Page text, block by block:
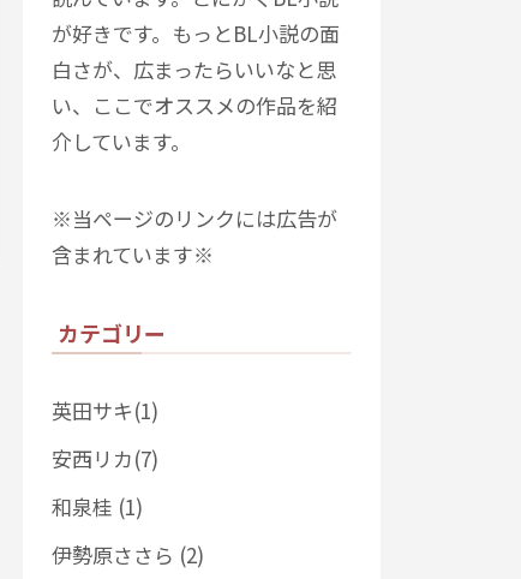
が好きです。もっとBL小説の面
白さが、広まったらいいなと思
い、ここでオススメの作品を紹
介しています。
※当ページのリンクには広告が
含まれています※
カテゴリー
英田サキ(1)
安西リカ(7)
和泉桂 (1)
伊勢原ささら (2)